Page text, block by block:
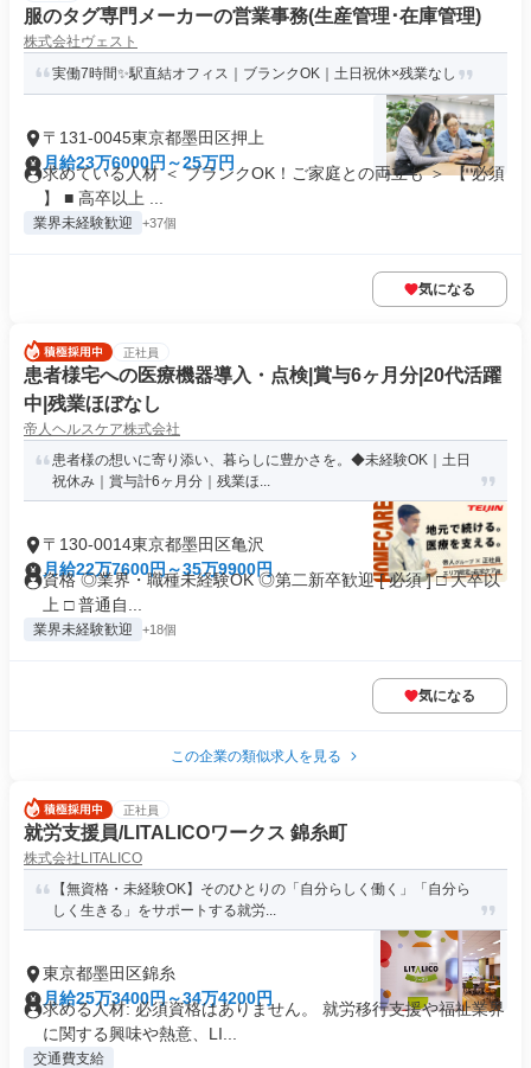
服のタグ専門メーカーの営業事務(生産管理･在庫管理)
株式会社ヴェスト
実働7時間✨駅直結オフィス｜ブランクOK｜土日祝休×残業なし
〒131-0045東京都墨田区押上
月給23万6000円～25万円
求めている人材 ＜ ブランクOK！ご家庭との両立も ＞ 【 必須
】 ■ 高卒以上 ...
業界未経験歓迎 +37個
気になる
正社員
患者様宅への医療機器導入・点検|賞与6ヶ月分|20代活躍
中|残業ほぼなし
帝人ヘルスケア株式会社
患者様の想いに寄り添い、暮らしに豊かさを。◆未経験OK｜土日
祝休み｜賞与計6ヶ月分｜残業ほ...
〒130-0014東京都墨田区亀沢
月給22万7600円～35万9900円
資格 ◎業界・職種未経験OK ◎第二新卒歓迎 [ 必須 ] □ 大卒以
上 □ 普通自...
業界未経験歓迎 +18個
気になる
この企業の類似求人を見る
正社員
就労支援員/LITALICOワークス 錦糸町
株式会社LITALICO
【無資格・未経験OK】そのひとりの「自分らしく働く」「自分ら
しく生きる」をサポートする就労...
東京都墨田区錦糸
月給25万3400円～34万4200円
求める人材: 必須資格はありません。 就労移行支援や福祉業界
に関する興味や熱意、LI...
交通費支給